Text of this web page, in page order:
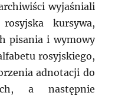
wyjaśniali
kursywa,
pisania i wymowy
rosyjskiego,
adnotacji do
a następnie